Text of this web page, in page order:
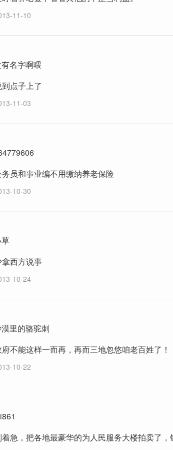
11-10
名字啊喂
点子上了
11-03
员和事业编不用缴纳养老保险
10-30
拿西方说事
10-24
里的骆驼刺
不能这样一而再，再而三地忽悠咱老百姓了！
10-22
着急，把各地最豪华的为人民服务大楼拍卖了，